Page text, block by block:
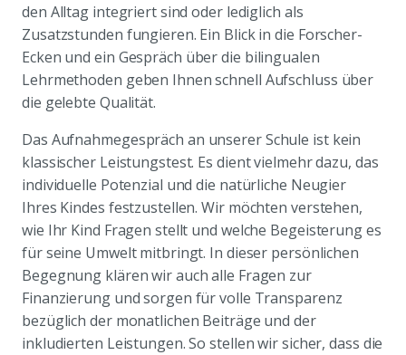
den Alltag integriert sind oder lediglich als
Zusatzstunden fungieren. Ein Blick in die Forscher-
Ecken und ein Gespräch über die bilingualen
Lehrmethoden geben Ihnen schnell Aufschluss über
die gelebte Qualität.
Das Aufnahmegespräch an unserer Schule ist kein
klassischer Leistungstest. Es dient vielmehr dazu, das
individuelle Potenzial und die natürliche Neugier
Ihres Kindes festzustellen. Wir möchten verstehen,
wie Ihr Kind Fragen stellt und welche Begeisterung es
für seine Umwelt mitbringt. In dieser persönlichen
Begegnung klären wir auch alle Fragen zur
Finanzierung und sorgen für volle Transparenz
bezüglich der monatlichen Beiträge und der
inkludierten Leistungen. So stellen wir sicher, dass die